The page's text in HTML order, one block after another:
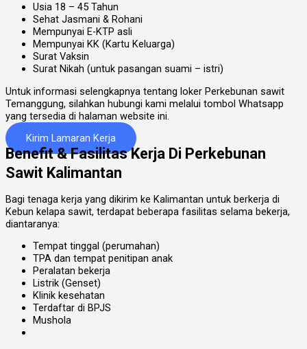
Usia 18 – 45 Tahun
Sehat Jasmani & Rohani
Mempunyai E-KTP asli
Mempunyai KK (Kartu Keluarga)
Surat Vaksin
Surat Nikah (untuk pasangan suami – istri)
Untuk informasi selengkapnya tentang loker Perkebunan sawit
Temanggung, silahkan hubungi kami melalui tombol Whatsapp
yang tersedia di halaman website ini.
Kirim Lamaran Kerja
Benefit & Fasilitas Kerja Di Perkebunan
Sawit Kalimantan
Bagi tenaga kerja yang dikirim ke Kalimantan untuk berkerja di
Kebun kelapa sawit, terdapat beberapa fasilitas selama bekerja,
diantaranya:
Tempat tinggal (perumahan)
TPA dan tempat penitipan anak
Peralatan bekerja
Listrik (Genset)
Klinik kesehatan
Terdaftar di BPJS
Mushola